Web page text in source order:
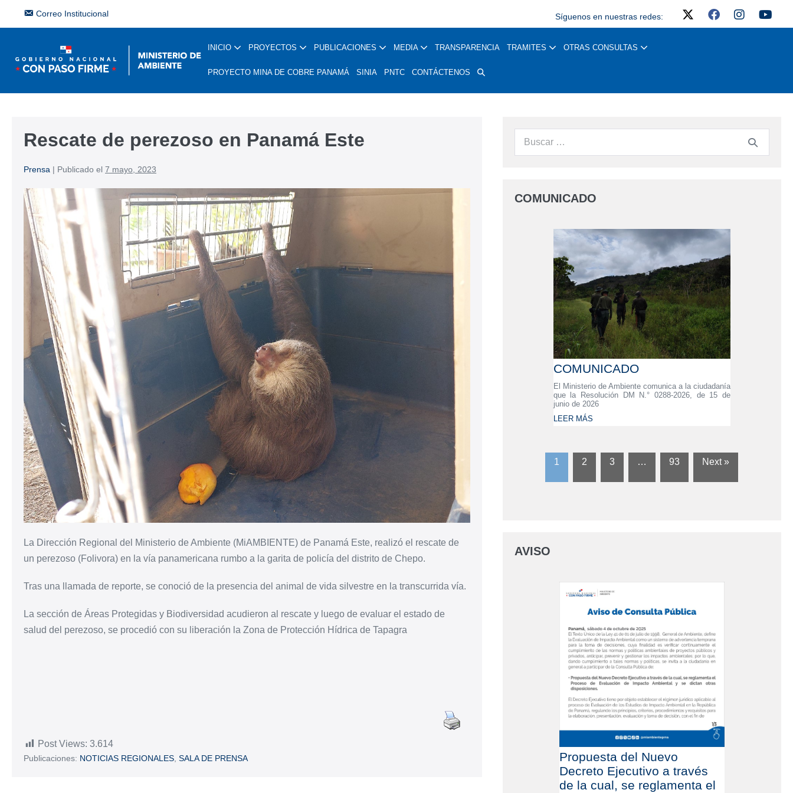
Correo Institucional Síguenos en nuestras redes:
INICIO PROYECTOS PUBLICACIONES MEDIA TRANSPARENCIA TRAMITES OTRAS CONSULTAS
PROYECTO MINA DE COBRE PANAMÁ SINIA PNTC CONTÁCTENOS
Rescate de perezoso en Panamá Este
Prensa | Publicado el 7 mayo, 2023
La Dirección Regional del Ministerio de Ambiente (MiAMBIENTE) de Panamá Este, realizó el rescate de
un perezoso (Folivora) en la vía panamericana rumbo a la garita de policía del distrito de Chepo.
Tras una llamada de reporte, se conoció de la presencia del animal de vida silvestre en la transcurrida vía.
La sección de Áreas Protegidas y Biodiversidad acudieron al rescate y luego de evaluar el estado de
salud del perezoso, se procedió con su liberación la Zona de Protección Hídrica de Tapagra
Post Views: 3.614
Publicaciones: NOTICIAS REGIONALES, SALA DE PRENSA
COMUNICADO
COMUNICADO
El Ministerio de Ambiente comunica a la ciudadanía
que la Resolución DM N.° 0288-2026, de 15 de
junio de 2026
LEER MÁS
1 2 3 … 93 Next »
AVISO
Propuesta del Nuevo
Decreto Ejecutivo a través
de la cual, se reglamenta el